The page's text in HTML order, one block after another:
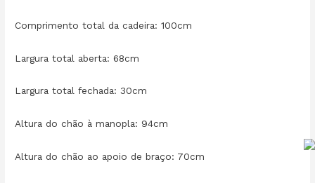
Comprimento total da cadeira: 100cm
Largura total aberta: 68cm
Largura total fechada: 30cm
Altura do chão à manopla: 94cm
Altura do chão ao apoio de braço: 70cm